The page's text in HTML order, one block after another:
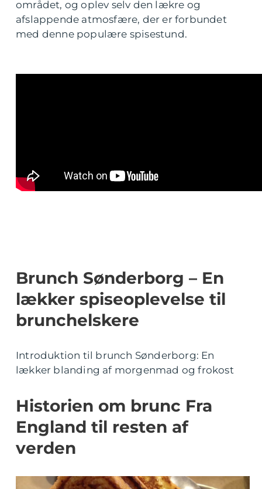
området, og oplev selv den lækre og
afslappende atmosfære, der er forbundet
med denne populære spisestund.
Brunch Sønderborg – En
lækker spiseoplevelse til
brunchelskere
Introduktion til brunch Sønderborg: En
lækker blanding af morgenmad og frokost
Historien om brunc Fra
England til resten af
verden